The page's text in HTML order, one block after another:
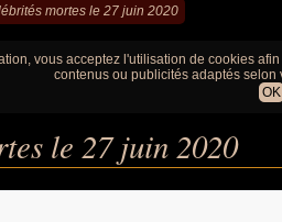
mortes le 27 juin 2020
vous acceptez l'utilisation de cookies
contenus ou publicités adaptés selon
OK
le 27 juin 2020